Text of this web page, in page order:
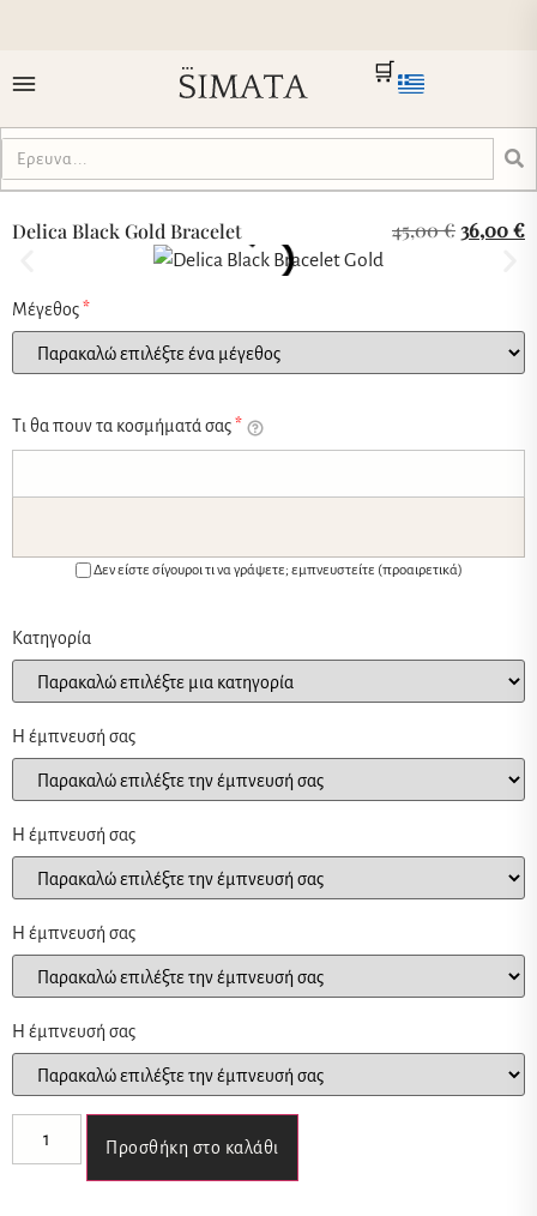
🛒
Delica Black Gold Bracelet 45,00€36,00€
Μέγεθος*
Τι θα πουν τα κοσμήματά σας*
Δεν είστε σίγουροι τι να γράψετε; εμπνευστείτε (προαιρετικά)
Κατηγορία
Η έμπνευσή σας
Η έμπνευσή σας
Η έμπνευσή σας
Η έμπνευσή σας
Προσθήκη στο καλάθι